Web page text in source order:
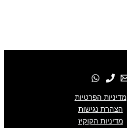
מדיניות הפרטיות
הצהרת נגישות
מדיניות הקוקיז